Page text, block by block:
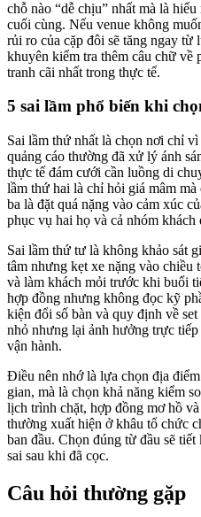
chỗ nào “dễ chịu” nhất mà là
cuối cùng. Nếu venue không
rủi ro của cặp đôi sẽ tăng ngay
khuyên kiểm tra thêm câu chữ về
tranh cãi nhất trong thực tế.
5 sai lầm phổ biến khi
Sai lầm thứ nhất là chọn nơi chỉ
quảng cáo thường đã xử lý ánh
thực tế đám cưới cần luồng di
lầm thứ hai là chỉ hỏi giá mâm
ba là đặt quá nặng vào cảm xúc
phục vụ hai họ và cả nhóm khách
Sai lầm thứ tư là không khảo sát
tâm nhưng kẹt xe nặng vào
và làm khách mỏi trước khi buổi
hợp đồng nhưng không đọc kỹ
kiện đổi số bàn và quy định về
nhỏ nhưng lại ảnh hưởng trực
vận hành.
Điều nên nhớ là lựa chọn địa
gian, mà là chọn khả năng kiểm
lịch trình chặt, hợp đồng mơ hồ
thường xuất hiện ở khâu tổ chức
ban đầu. Chọn đúng từ đầu sẽ
sai sau khi đã cọc.
Câu hỏi thường gặp